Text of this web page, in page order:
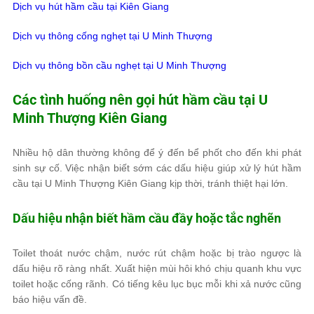
Dịch vụ hút hầm cầu tại Kiên Giang
Dịch vụ thông cống nghẹt tại U Minh Thượng
Dịch vụ thông bồn cầu nghẹt tại U Minh Thượng
Các tình huống nên gọi hút hầm cầu tại U
Minh Thượng Kiên Giang
Nhiều hộ dân thường không để ý đến bể phốt cho đến khi phát
sinh sự cố. Việc nhận biết sớm các dấu hiệu giúp xử lý hút hầm
cầu tại U Minh Thượng Kiên Giang kịp thời, tránh thiệt hại lớn.
Dấu hiệu nhận biết hầm cầu đầy hoặc tắc nghẽn
Toilet thoát nước chậm, nước rút chậm hoặc bị trào ngược là
dấu hiệu rõ ràng nhất. Xuất hiện mùi hôi khó chịu quanh khu vực
toilet hoặc cống rãnh. Có tiếng kêu lục bục mỗi khi xả nước cũng
báo hiệu vấn đề.